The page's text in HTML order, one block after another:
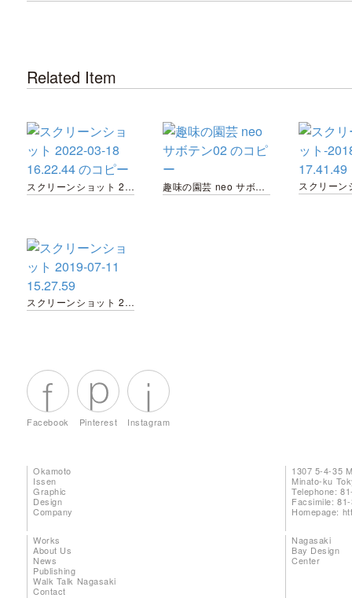
Related Item
スクリーンショット 2022-03-18 16.22.44 のコピー 趣味の園芸 neo サボテン02 のコピー
スクリーンショット 2019-07-11 15.27.59
Facebook Pinterest Instagram
Okamoto
Issen
Graphic
Design
Company
1307 5-4-35
Minato-ku
Telephone:
Facsimile:
Homepage:
Works
About Us
News
Publishing
Walk Talk Nagasaki
Contact
Nagasaki
Bay Design
Center